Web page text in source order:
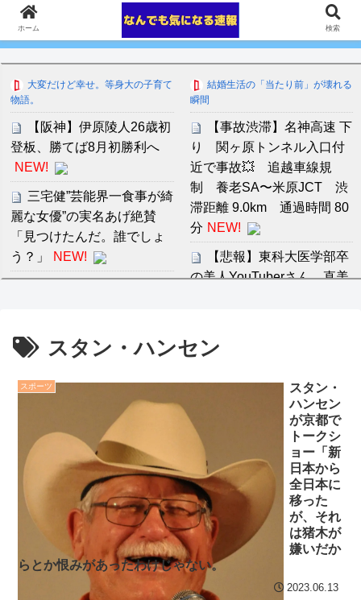
大変だけど幸せ。等身大の子育て
物語。
【阪神】伊原陵人26歳初
登板、勝てば8月初勝利へ
NEW!
三宅健”芸能界一食事が綺
麗な女優”の実名あげ絶賛
「見つけたんだ。誰でしょ
う？」
NEW!
頭の良さって見た目に出
国際的な小咄 FPってど
NEW!
クレバテスⅡ-魔獣の王と
偽りの勇者伝承- 第4話 感
想：敵を探すよりトアの書
を餌に誘き出す作戦！
【画像】発達障害の子ど
もはこの絵の意味がすぐに
結婚生活の「当たり前」が壊れる
瞬間
【事故渋滞】名神高速 下
り 関ヶ原トンネル入口付
近で事故💥 追越車線規
制 養老SA〜米原JCT 渋
滞距離 9.0km 通過時間 80
分 NEW!
【悲報】東科大医学部卒
の美人YouTuberさん、直美
音羽紀香 お股ぱっくりマ
セ・リーグ出塁回数ラン
キング 直近3週間｜2026年
8/3まで
【地獄のような聴聞会】
Ｗ杯１次Ｌ敗退の韓国 議員
が「なぜ負けたのか？」ソ
ン・フンミン先発落ちは
「監督の報復」
すまん熊本やがコンビニ
スタン・ハンセン
スポーツ
スタン・
ハンセン
が京都で
トークシ
ョー「新
日本から
全日本に
移った
が、それ
は猪木が
嫌いだか
らとか恨みがあったわけじゃない。
2023.06.13
ホーム 検索